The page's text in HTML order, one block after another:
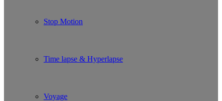
Stop Motion
Time lapse & Hyperlapse
Voyage